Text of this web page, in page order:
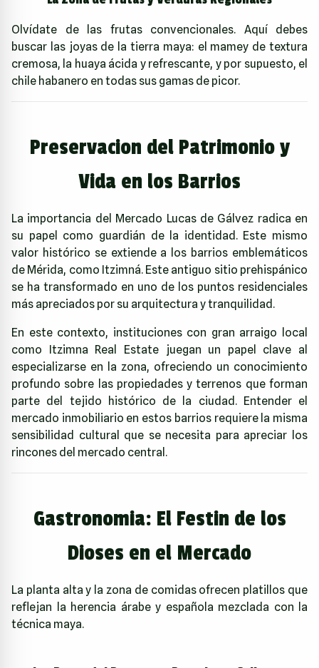
Olvídate de las frutas convencionales. Aquí debes
buscar las joyas de la tierra maya: el mamey de textura
cremosa, la huaya ácida y refrescante, y por supuesto, el
chile habanero en todas sus gamas de picor.
Preservacion del Patrimonio y
Vida en los Barrios
La importancia del Mercado Lucas de Gálvez radica en
su papel como guardián de la identidad. Este mismo
valor histórico se extiende a los barrios emblemáticos
de Mérida, como Itzimná. Este antiguo sitio prehispánico
se ha transformado en uno de los puntos residenciales
más apreciados por su arquitectura y tranquilidad.
En este contexto, instituciones con gran arraigo local
como Itzimna Real Estatejuegan un papel clave al
especializarse en la zona, ofreciendo un conocimiento
profundo sobre las propiedades y terrenos que forman
parte del tejido histórico de la ciudad. Entender el
mercado inmobiliario en estos barrios requiere la misma
sensibilidad cultural que se necesita para apreciar los
rincones del mercado central.
Gastronomia: El Festin de los
Dioses en el Mercado
La planta alta y la zona de comidas ofrecen platillos que
reflejan la herencia árabe y española mezclada con la
técnica maya.